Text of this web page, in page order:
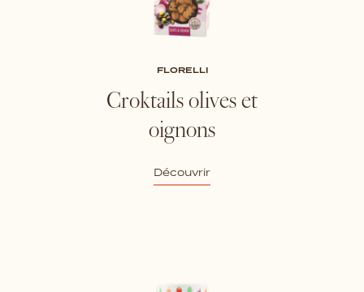
FLORELLI
Croktails olives et
oignons
Découvrir